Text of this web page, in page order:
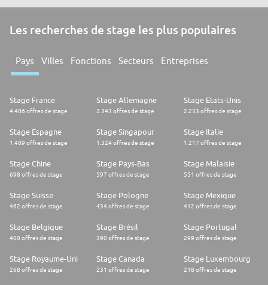
Les recherches de stage les plus populaires
Pays Villes Fonctions Secteurs Entreprises
Stage France
4.406 offres de stage
Stage Allemagne
2.343 offres de stage
Stage Etats-Unis
2.233 offres de stage
Stage Espagne
1.489 offres de stage
Stage Singapour
1.324 offres de stage
Stage Italie
1.217 offres de stage
Stage Chine
698 offres de stage
Stage Pays-Bas
597 offres de stage
Stage Malaisie
551 offres de stage
Stage Suisse
462 offres de stage
Stage Pologne
434 offres de stage
Stage Mexique
412 offres de stage
Stage Belgique
400 offres de stage
Stage Brésil
390 offres de stage
Stage Portugal
299 offres de stage
Stage Royaume-Uni
268 offres de stage
Stage Canada
231 offres de stage
Stage Luxembourg
218 offres de stage